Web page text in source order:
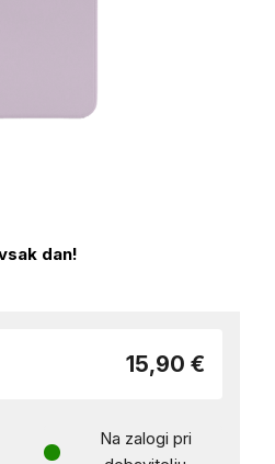
dan!
15,90 €
Na zalogi pri